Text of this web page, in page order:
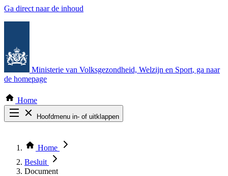
Ga direct naar de inhoud
Ministerie van Volksgezondheid, Welzijn en Sport, ga naar
de homepage
Home
Hoofdmenu in- of uitklappen
Thema COVID-19
Bekijk per bestuursorgaan
Home
Besluit
Document